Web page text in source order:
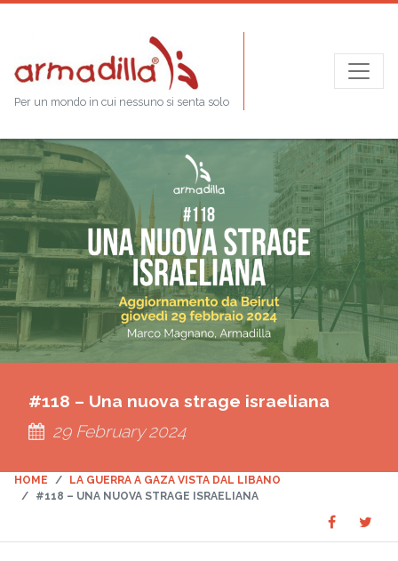
Per un mondo in cui nessuno si senta solo
#118 – Una nuova strage israeliana
29 February 2024
HOME
LA GUERRA A GAZA VISTA DAL LIBANO
#118 – UNA NUOVA STRAGE ISRAELIANA
Share
on
on